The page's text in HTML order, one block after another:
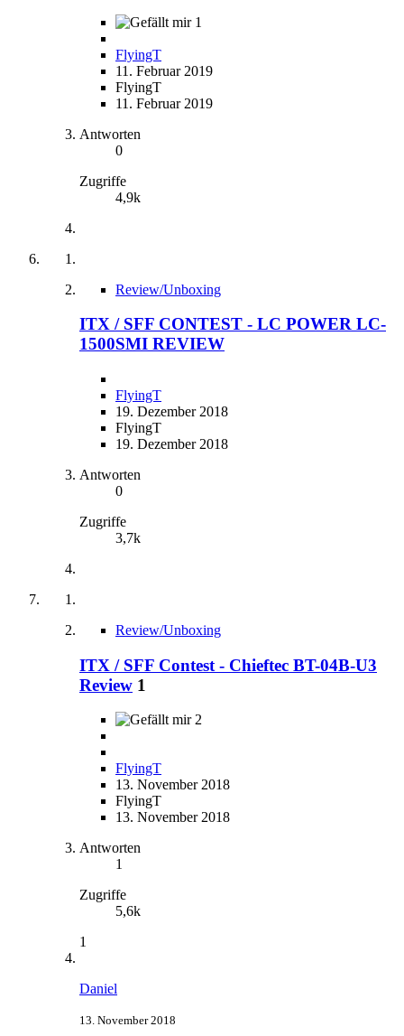
1
FlyingT
11. Februar 2019
FlyingT
11. Februar 2019
Antworten
0
Zugriffe
4,9k
Review/Unboxing
ITX / SFF CONTEST - LC POWER LC-
1500SMI REVIEW
FlyingT
19. Dezember 2018
FlyingT
19. Dezember 2018
Antworten
0
Zugriffe
3,7k
Review/Unboxing
ITX / SFF Contest - Chieftec BT-04B-U3
Review 1
2
FlyingT
13. November 2018
FlyingT
13. November 2018
Antworten
1
Zugriffe
5,6k
1
Daniel
13. November 2018